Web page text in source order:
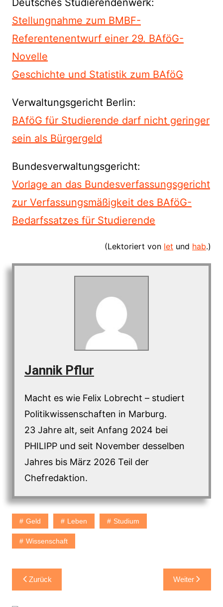
Stellungnahme zum BMBF-
Referentenentwurf einer 29. BAföG-
Novelle
Geschichte und Statistik zum BAföG
Verwaltungsgericht Berlin:
BAföG für Studierende darf nicht geringer
sein als Bürgergeld
Bundesverwaltungsgericht:
Vorlage an das Bundesverfassungsgericht
zur Verfassungsmäßigkeit des BAföG-
Bedarfssatzes für Studierende
(Lektoriert von let und hab.)
Jannik Pflur
Macht es wie Felix Lobrecht – studiert
Politikwissenschaften in Marburg.
23 Jahre alt, seit Anfang 2024 bei
PHILIPP und seit November desselben
Jahres bis März 2026 Teil der
Chefredaktion.
Geld Leben Studium
Wissenschaft
Beitragsnavigation
Zurück Weiter